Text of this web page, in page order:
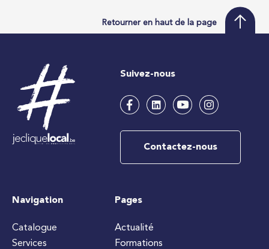
Retourner en haut de la page
Suivez-nous
Contactez-nous
Navigation
Catalogue
Services
Pages
Actualité
Formations